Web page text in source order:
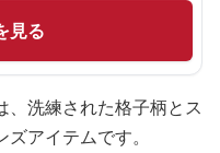
見る
、洗練された格子柄とス
アイテムです。